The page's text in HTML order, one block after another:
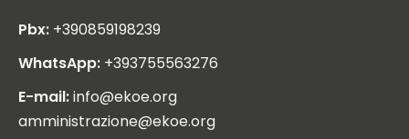
Pbx: +390859198239
WhatsApp: +393755563276
E-mail:info@ekoe.org
amministrazione@ekoe.org